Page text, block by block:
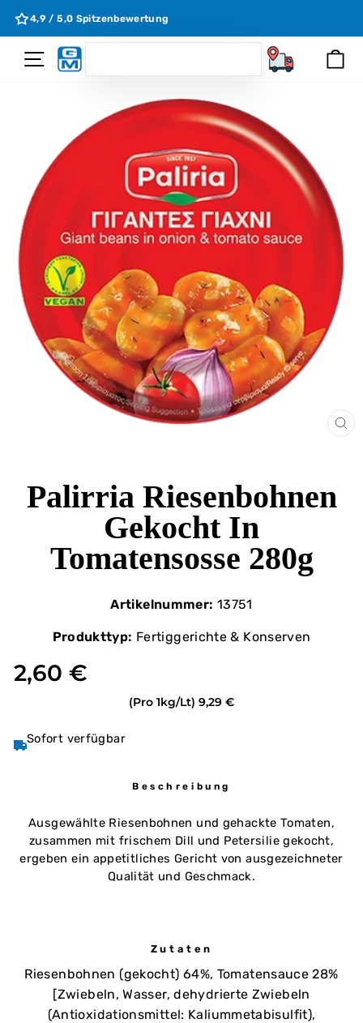
zum
4,9 / 5,0 Spitzenbewertung
Seitennavigation
Suchen
Palirria Riesenbohnen
Gekocht In
Tomatensosse 280g
Artikelnummer: 13751
Produkttyp: Fertiggerichte & Konserven
2,60 €
(Pro 1kg/Lt) 9,29 €
Sofort verfügbar
Beschreibung
Ausgewählte Riesenbohnen und gehackte Tomaten,
zusammen mit frischem Dill und Petersilie gekocht,
ergeben ein appetitliches Gericht von ausgezeichneter
Qualität und Geschmack.
Zutaten
Riesenbohnen (gekocht) 64%, Tomatensauce 28%
[Zwiebeln, Wasser, dehydrierte Zwiebeln
(Antioxidationsmittel: Kaliummetabisulfit),